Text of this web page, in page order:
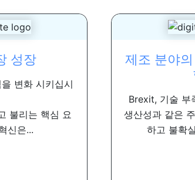
성장
변화 시키십시
불리는 핵심 요
신은...
제조 분야
Brexit, 기술 부
생산성과 같은
하고 불확